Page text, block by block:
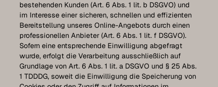
bestehenden Kunden (Art. 6 Abs. 1 lit. b DSGVO) und
im Interesse einer sicheren, schnellen und effizienten
Bereitstellung unseres Online-Angebots durch einen
professionellen Anbieter (Art. 6 Abs. 1 lit. f DSGVO).
Sofern eine entsprechende Einwilligung abgefragt
wurde, erfolgt die Verarbeitung ausschließlich auf
Grundlage von Art. 6 Abs. 1 lit. a DSGVO und § 25 Abs.
1 TDDDG, soweit die Einwilligung die Speicherung von